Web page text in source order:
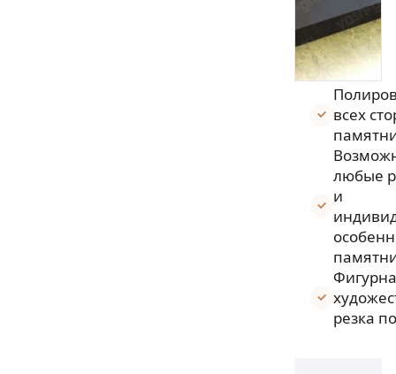
всех
любые
и
резка